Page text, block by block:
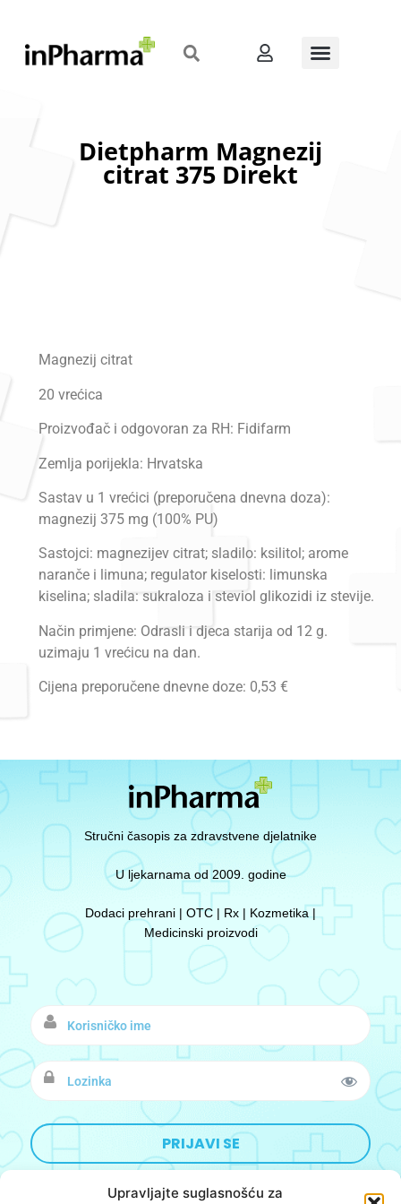
Upravljajte suglasnošću za
Dietpharm Magnezij
citrat 375 Direkt
Magnezij citrat
20 vrećica
Proizvođač i odgovoran za RH: Fidifarm
Zemlja porijekla: Hrvatska
Sastav u 1 vrećici (preporučena dnevna doza):
magnezij 375 mg (100% PU)
Sastojci: magnezijev citrat; sladilo: ksilitol; arome
naranče i limuna; regulator kiselosti: limunska
kiselina; sladila: sukraloza i steviol glikozidi iz stevije.
Način primjene: Odrasli i djeca starija od 12 g.
uzimaju 1 vrećicu na dan.
Cijena preporučene dnevne doze: 0,53 €
Stručni časopis za zdravstvene djelatnike
U ljekarnama od 2009. godine
Dodaci prehrani | OTC | Rx | Kozmetika |
Medicinski proizvodi